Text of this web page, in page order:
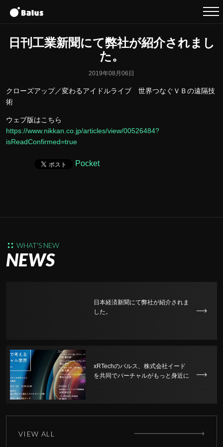
日刊工業新聞にて弊社が紹介されまし
た。
2019年08月06日
クローズアップ／変わるアイドルライブ 世界つなぐＶＢの遠隔技
術
ウェブ版はこちら
https://www.nikkan.co.jp/articles/view/00526484?
isReadConfirmed=true
Pocket
WHAT'S NEW
NEWS
日本経済新聞にて弊社が紹介されま
した。
xRTechのバルス、株式会社イード
を共同でバーチャルがもっと身近に
VIEW ALL